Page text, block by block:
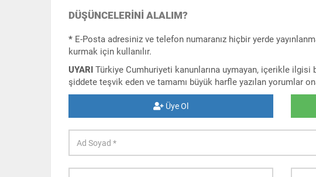
DÜŞÜNCELERINI ALALIM?
* E-Posta adresiniz ve telefon numaranız hiçbir yerde
kurmak için kullanılır.
UYARI Türkiye Cumhuriyeti kanunlarına uymayan, içerikle ilgisi
şiddete teşvik eden ve tamamı büyük harfle yazılan yorumlar
Üye Ol